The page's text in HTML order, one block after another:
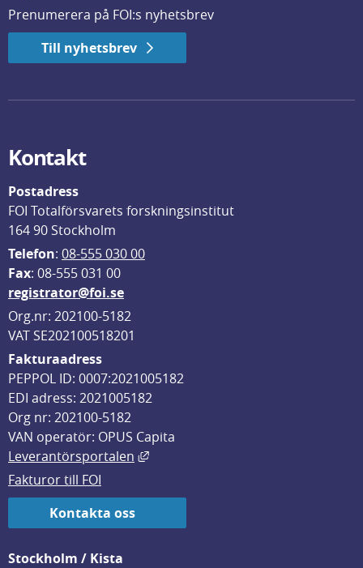
Prenumerera på FOI:s nyhetsbrev
Till nyhetsbrev
Kontakt
Postadress
FOI Totalförsvarets forskningsinstitut
164 90 Stockholm
Telefon: 08-555 030 00
Fax: 08-555 031 00
registrator@foi.se
Org.nr: 202100-5182
VAT SE202100518201
Fakturaadress
PEPPOL ID: 0007:2021005182
EDI adress: 2021005182
Org nr: 202100-5182
VAN operatör: OPUS Capita
Leverantörsportalen
Länk till annan webbplats, öppnas
Fakturor till FOI
Kontakta oss
Stockholm / Kista